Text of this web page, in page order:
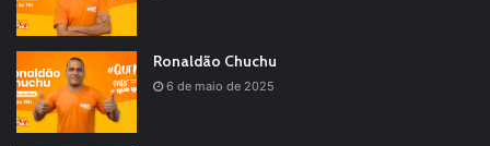
Ronaldão Chuchu
6 de maio de 2025